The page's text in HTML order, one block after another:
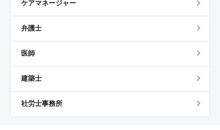
ケアマネージャー
弁護士
医師
建築士
社労士事務所